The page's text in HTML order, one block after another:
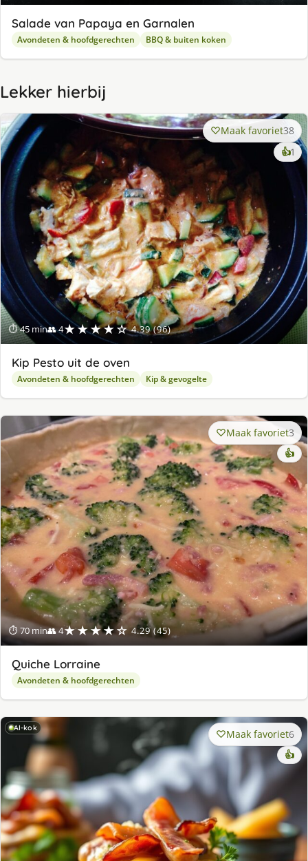
Salade van Papaya en Garnalen
Avondeten & hoofdgerechten BBQ & buiten koken
Lekker hierbij
⏱ 45 min👥 4★★★★☆ 4.39 (96)
Maak favoriet38
👍1
Kip Pesto uit de oven
Avondeten & hoofdgerechten Kip & gevogelte
⏱ 70 min👥 4★★★★☆ 4.29 (45)
Maak favoriet3
👍
Quiche Lorraine
Avondeten & hoofdgerechten
AI-kok Maak favoriet6
👍